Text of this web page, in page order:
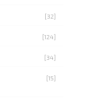
[32]
[124]
[34]
[15]